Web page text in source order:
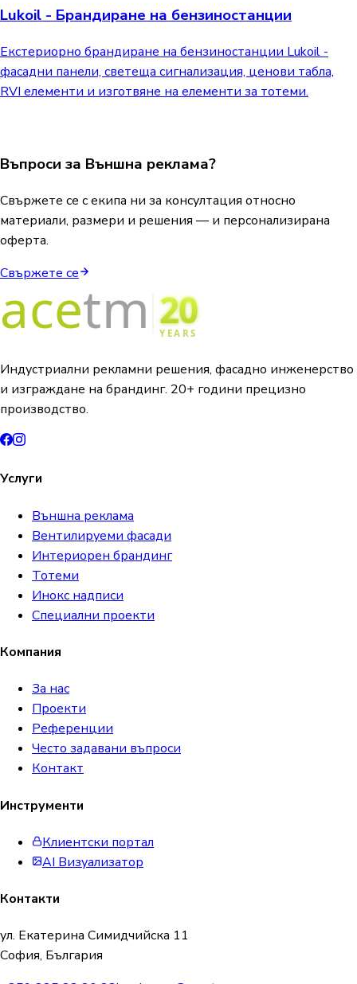
Lukoil - Брандиране на бензиностанции
Екстериорно брандиране на бензиностанции Lukoil -
фасадни панели, светеща сигнализация, ценови табла,
RVI елементи и изготвяне на елементи за тотеми.
Въпроси за Външна реклама?
Свържете се с екипа ни за консултация относно
материали, размери и решения — и персонализирана
оферта.
Свържете се
Индустриални рекламни решения, фасадно инженерство
и изграждане на брандинг. 20+ години прецизно
производство.
Услуги
Външна реклама
Вентилируеми фасади
Интериорен брандинг
Тотеми
Инокс надписи
Специални проекти
Компания
За нас
Проекти
Референции
Често задавани въпроси
Контакт
Инструменти
Клиентски портал
AI Визуализатор
Контакти
ул. Екатерина Симидчийска 11
София, България